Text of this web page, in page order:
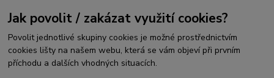
Jak povolit / zakázat využití cookies?
Povolit jednotlivé skupiny cookies je možné prostřednictvím
cookies lišty na našem webu, která se vám objeví při prvním
příchodu a dalších vhodných situacích.